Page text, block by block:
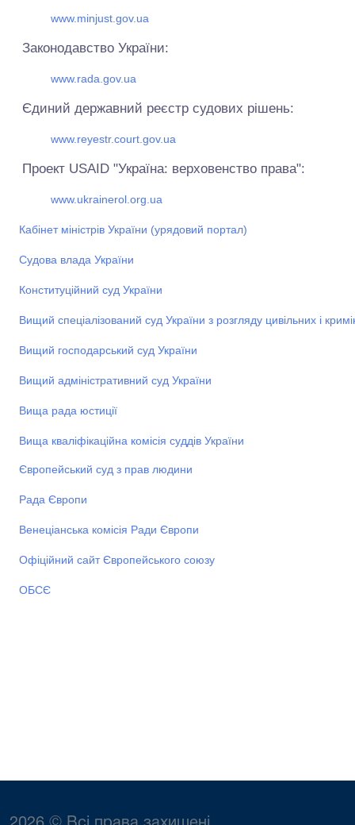
www.minjust.gov.ua
Законодавство України:
www.rada.gov.ua
Єдиний державний реєстр судових рішень:
www.reyestr.court.gov.ua
Проект USAID "Україна: верховенство права":
www.ukrainerol.org.ua
Кабінет міністрів України (урядовий портал)
Cудова влада України
Конституційний суд України
Вищий спеціалізований суд України з розгляду цивільних і
Вищий господарський суд України
Вищий адміністративний суд України
Вища рада юстиції
Вища кваліфікаційна комісія суддів України
Європейський суд з прав людини
Рада Європи
Венеціанська комісія Ради Європи
Офіційний сайт Європейського союзу
ОБСЄ